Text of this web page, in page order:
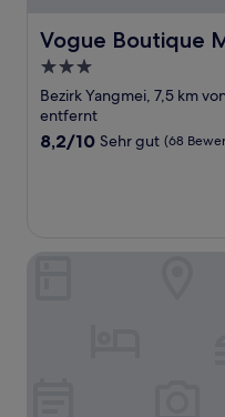
Vogue Boutique
Vogue Boutique Motel
3.0-
Sterne-
Unterkunft
Bezirk Yangmei, 7,5 km
entfernt
8.2
Bewertungen)
8,2/10 Sehr gut (68